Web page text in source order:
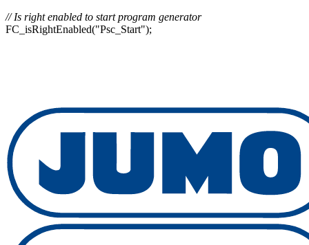
// Is right enabled to start program generator
FC_isRightEnabled("Psc_Start");